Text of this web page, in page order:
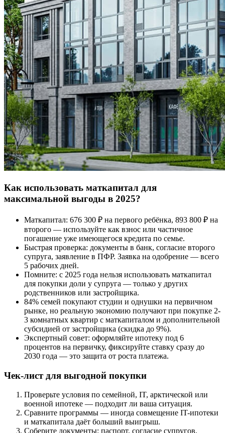
Как использовать маткапитал для
максимальной выгоды в 2025?
Маткапитал: 676 300 ₽ на первого ребёнка, 893 800 ₽ на
второго — используйте как взнос или частичное
погашение уже имеющегося кредита по семье.
Быстрая проверка: документы в банк, согласие второго
супруга, заявление в ПФР. Заявка на одобрение — всего
5 рабочих дней.
Помните: с 2025 года нельзя использовать маткапитал
для покупки доли у супруга — только у других
родственников или застройщика.
84% семей покупают студии и однушки на первичном
рынке, но реальную экономию получают при покупке 2-
3 комнатных квартир с маткапиталом и дополнительной
субсидией от застройщика (скидка до 9%).
Экспертный совет: оформляйте ипотеку под 6
процентов на первичку, фиксируйте ставку сразу до
2030 года — это защита от роста платежа.
Чек-лист для выгодной покупки
Проверьте условия по семейной, IT, арктической или
военной ипотеке — подходит ли ваша ситуация.
Сравните программы — иногда совмещение IT-ипотеки
и маткапитала даёт больший выигрыш.
Соберите документы: паспорт, согласие супругов,